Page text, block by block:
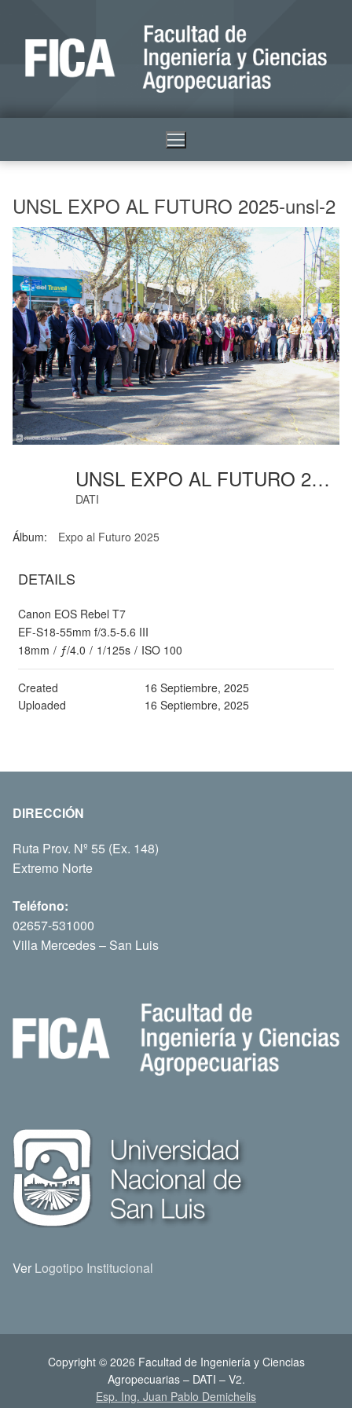
UNSL EXPO AL FUTURO 2025-unsl-2
UNSL EXPO AL FUTURO 2025-Unsl-2
DATI
Álbum: Expo al Futuro 2025
DETAILS
Canon EOS Rebel T7
EF-S18-55mm f/3.5-5.6 III
18mm / ƒ/4.0 / 1/125s / ISO 100
Created
16 Septiembre, 2025
Uploaded
16 Septiembre, 2025
DIRECCIÓN
Ruta Prov. Nº 55 (Ex. 148)
Extremo Norte
Teléfono:
02657-531000
Villa Mercedes – San Luis
Ver Logotipo Institucional
Copyright © 2026 Facultad de Ingeniería y Ciencias
Agropecuarias – DATI – V2.
Esp. Ing. Juan Pablo Demichelis